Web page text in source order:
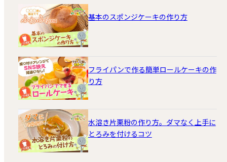
基本のスポンジケーキの作り方
フライパンで作る簡単ロールケーキの作
り方
水溶き片栗粉の作り方。ダマなく上手に
とろみを付けるコツ